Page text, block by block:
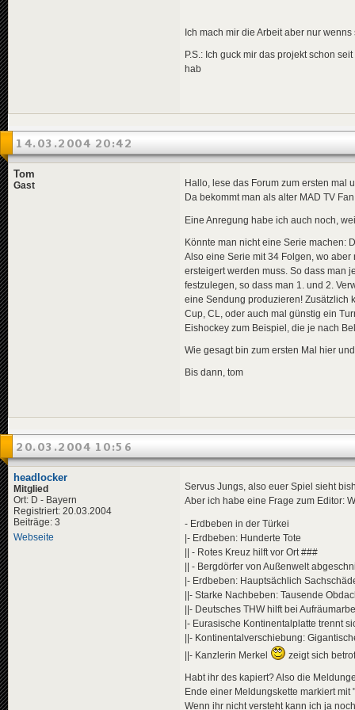
Ich mach mir die Arbeit aber nur
P.S.: Ich guck mir das projekt schon
hab
14.03.2004 20:42
Tom
Gast
Hallo, lese das Forum zum ersten mal
Da bekommt man als alter MAD TV
Eine Anregung habe ich auch noch,
Könnte man nicht eine Serie machen:
Also eine Serie mit 34 Folgen, wo
ersteigert werden muss. So dass man
festzulegen, so dass man 1. und 2.
eine Sendung produzieren! Zusätzlich
Cup, CL, oder auch mal günstig ein
Eishockey zum Beispiel, die je nach
Wie gesagt bin zum ersten Mal hier
Bis dann, tom
20.03.2004 10:56
headlocker
Mitglied
Ort: D - Bayern
Registriert: 20.03.2004
Beiträge: 3
Webseite
Servus Jungs, also euer Spiel sieht
Aber ich habe eine Frage zum Editor:
- Erdbeben in der Türkei
|- Erdbeben: Hunderte Tote
|| - Rotes Kreuz hilft vor Ort ###
|| - Bergdörfer von Außenwelt
|- Erdbeben: Hauptsächlich
||- Starke Nachbeben: Tausende
||- Deutsches THW hilft bei
|- Eurasische Kontinentalplatte trennt
||- Kontinentalverschiebung:
||- Kanzlerin Merkel
zeigt sich
Habt ihr des kapiert? Also die
Ende einer Meldungskette markiert mit
Wenn ihr nicht versteht kann ich ja